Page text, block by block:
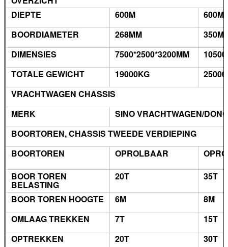
DIEPTE
600M
600M
BOORDIAMETER
268MM
DIMENSIES
7500*2500*3200MM
TOTALE GEWICHT
19000KG
VRACHTWAGEN CHASSIS
MERK
SINO VRACHTWAGEN/
BOORTOREN, CHASSIS TWEEDE VERDIEPING
BOORTOREN
OPROLBAAR
BOOR TOREN
BELASTING
20T
35T
BOOR TOREN HOOGTE
6M
8M
OMLAAG TREKKEN
7T
15T
OPTREKKEN
20T
30T